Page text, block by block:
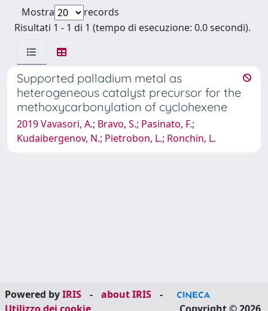
Mostra
records
Risultati 1 - 1 di 1 (tempo di esecuzione: 0.0 secondi).
Supported palladium metal as
heterogeneous catalyst precursor for the
methoxycarbonylation of cyclohexene
2019 Vavasori, A.; Bravo, S.; Pasinato, F.;
Kudaibergenov, N.; Pietrobon, L.; Ronchin, L.
Powered byIRIS - about IRIS
-